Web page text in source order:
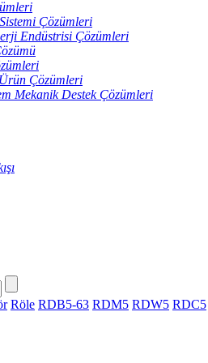
Çözümleri
Endüstrisi Çözümleri
Çözümleri
Mekanik Destek Çözümleri
Röle RDB5-63 RDM5 RDW5 RDC5